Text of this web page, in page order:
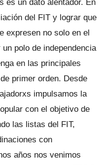
es un dato alentador. En
del FIT y lograr que
expresen no solo en el
polo de independencia
en las principales
primer orden. Desde
impulsamos la
con el objetivo de
las listas del FIT,
con
años nos venimos